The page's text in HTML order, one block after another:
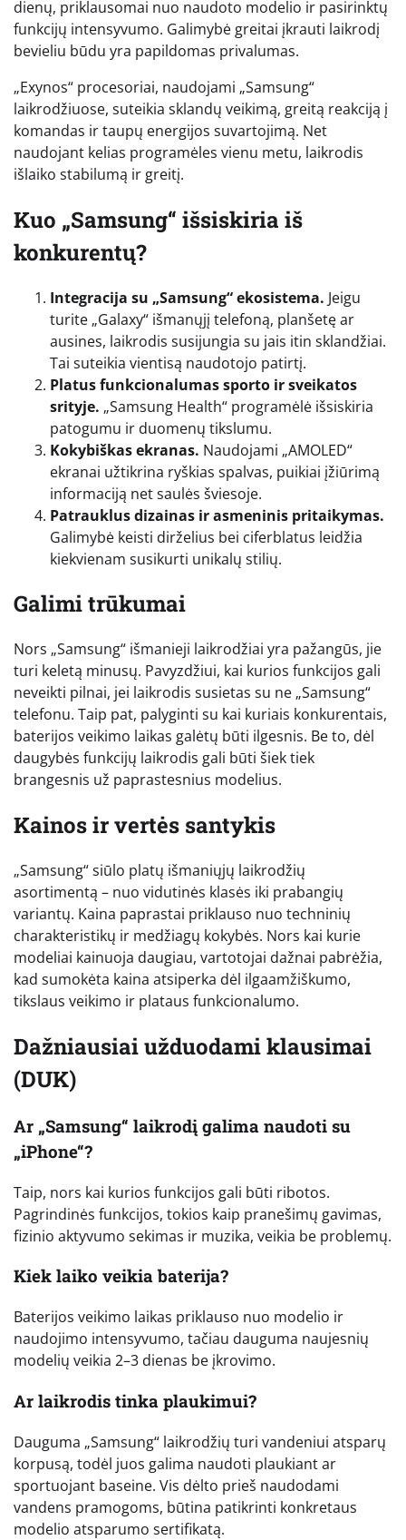
dienų, priklausomai nuo naudoto modelio ir pasirinktų
funkcijų intensyvumo. Galimybė greitai įkrauti laikrodį
bevieliu būdu yra papildomas privalumas.
„Exynos“ procesoriai, naudojami „Samsung“
laikrodžiuose, suteikia sklandų veikimą, greitą reakciją į
komandas ir taupų energijos suvartojimą. Net
naudojant kelias programėles vienu metu, laikrodis
išlaiko stabilumą ir greitį.
Kuo „Samsung“ išsiskiria iš
konkurentų?
Integracija su „Samsung“ ekosistema. Jeigu
turite „Galaxy“ išmanųjį telefoną, planšetę ar
ausines, laikrodis susijungia su jais itin sklandžiai.
Tai suteikia vientisą naudotojo patirtį.
Platus funkcionalumas sporto ir sveikatos
srityje. „Samsung Health“ programėlė išsiskiria
patogumu ir duomenų tikslumu.
Kokybiškas ekranas. Naudojami „AMOLED“
ekranai užtikrina ryškias spalvas, puikiai įžiūrimą
informaciją net saulės šviesoje.
Patrauklus dizainas ir asmeninis pritaikymas.
Galimybė keisti dirželius bei ciferblatus leidžia
kiekvienam susikurti unikalų stilių.
Galimi trūkumai
Nors „Samsung“ išmanieji laikrodžiai yra pažangūs, jie
turi keletą minusų. Pavyzdžiui, kai kurios funkcijos gali
neveikti pilnai, jei laikrodis susietas su ne „Samsung“
telefonu. Taip pat, palyginti su kai kuriais konkurentais,
baterijos veikimo laikas galėtų būti ilgesnis. Be to, dėl
daugybės funkcijų laikrodis gali būti šiek tiek
brangesnis už paprastesnius modelius.
Kainos ir vertės santykis
„Samsung“ siūlo platų išmaniųjų laikrodžių
asortimentą – nuo vidutinės klasės iki prabangių
variantų. Kaina paprastai priklauso nuo techninių
charakteristikų ir medžiagų kokybės. Nors kai kurie
modeliai kainuoja daugiau, vartotojai dažnai pabrėžia,
kad sumokėta kaina atsiperka dėl ilgaamžiškumo,
tikslaus veikimo ir plataus funkcionalumo.
Dažniausiai užduodami klausimai
(DUK)
Ar „Samsung“ laikrodį galima naudoti su
„iPhone“?
Taip, nors kai kurios funkcijos gali būti ribotos.
Pagrindinės funkcijos, tokios kaip pranešimų gavimas,
fizinio aktyvumo sekimas ir muzika, veikia be problemų.
Kiek laiko veikia baterija?
Baterijos veikimo laikas priklauso nuo modelio ir
naudojimo intensyvumo, tačiau dauguma naujesnių
modelių veikia 2–3 dienas be įkrovimo.
Ar laikrodis tinka plaukimui?
Dauguma „Samsung“ laikrodžių turi vandeniui atsparų
korpusą, todėl juos galima naudoti plaukiant ar
sportuojant baseine. Vis dėlto prieš naudodami
vandens pramogoms, būtina patikrinti konkretaus
modelio atsparumo sertifikatą.